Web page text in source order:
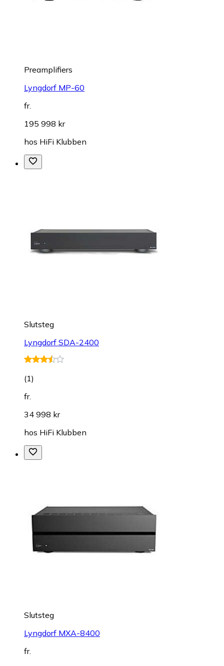
Preamplifiers
Lyngdorf MP-60
fr.
195 998 kr
hos HiFi Klubben
Slutsteg
Lyngdorf SDA-2400
(1)
fr.
34 998 kr
hos HiFi Klubben
Slutsteg
Lyngdorf MXA-8400
fr.